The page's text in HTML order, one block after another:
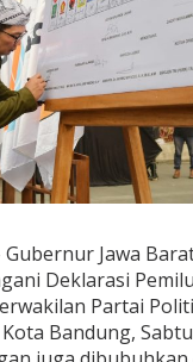
Gubernur Jawa
Deklarasi
Partai
Bandung,